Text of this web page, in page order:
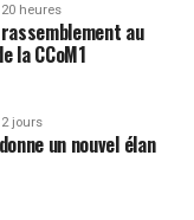
heures
au
la CCoM1
jours
un nouvel élan